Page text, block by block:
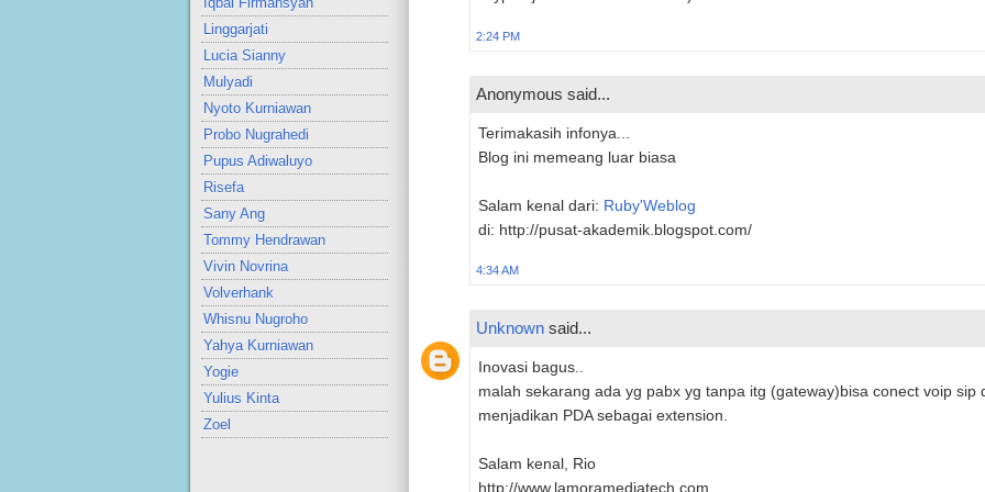
Linggarjati
Lucia Sianny
Mulyadi
Nyoto Kurniawan
Probo Nugrahedi
Pupus Adiwaluyo
Risefa
Sany Ang
Tommy Hendrawan
Vivin Novrina
Volverhank
Whisnu Nugroho
Yahya Kurniawan
Yogie
Yulius Kinta
Zoel
2:24 PM
Anonymous said...
Terimakasih infonya...
Blog ini memeang luar biasa
Salam kenal dari: Ruby'Weblog
di: http://pusat-akademik.blogspot.com/
4:34 AM
Unknownsaid...
Inovasi bagus..
malah sekarang ada yg pabx yg tanpa itg (gateway)bisa conect voip sip
menjadikan PDA sebagai extension.
Salam kenal, Rio
http://www.lamoramediatech.com